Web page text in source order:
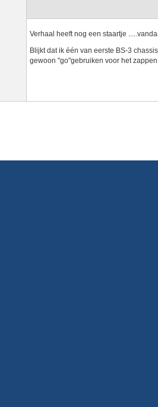
Verhaal heeft nog een staartje
Blijkt dat ik één van eerste BS-3
gewoon "go"gebruiken voor het zappen